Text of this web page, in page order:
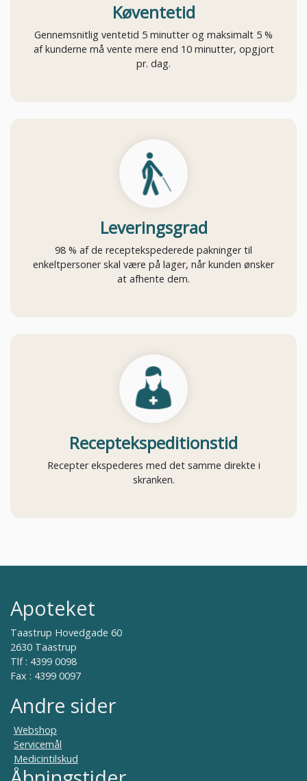
Køventetid
Gennemsnitlig ventetid 5 minutter og maksimalt 5 %
af kunderne må vente mere end 10 minutter, opgjort
pr. dag.
Leveringsgrad
98 % af de receptekspederede pakninger til
enkeltpersoner skal være på lager, når kunden ønsker
at afhente dem.
Receptekspeditionstid
Recepter ekspederes med det samme direkte i
skranken.
Apoteket
Taastrup Hovedgade 60
2630 Taastrup
Tlf : 4399 0098
Fax : 4399 0097
Andre sider
Webshop
Servicemål
Medicintilskud